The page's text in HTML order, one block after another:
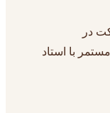
در
با استاد